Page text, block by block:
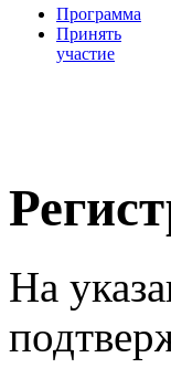
Программа
Принять
участие
На